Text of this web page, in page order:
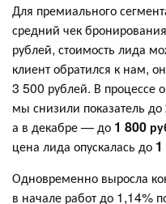
Для премиального
средний чек
рублей, стоимость лида
клиент обратился к нам,
3 500 рублей. В процессе
мы снизили показатель до
а в декабре — до 1 800
цена лида опускалась до
Одновременно выросла
в начале работ до 1,14%